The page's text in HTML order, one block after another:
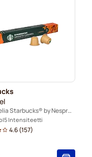
10 kapselia Starbucks® by Nespresso®
5 Intensiteetti
4.6(157)